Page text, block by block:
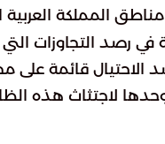
مناطق المملكة
في رصد التجاوزات
قائمة على
لاجتثاث هذه